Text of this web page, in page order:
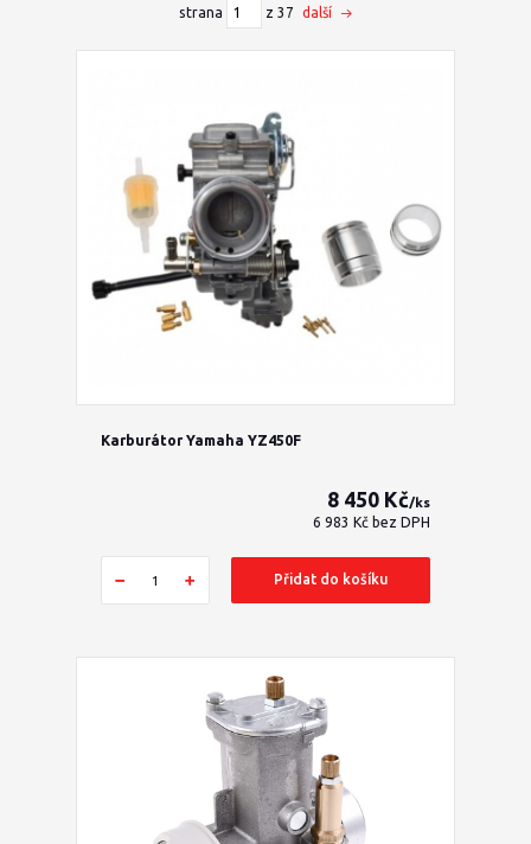
strana z 37 další
Karburátor Yamaha YZ450F
8 450 Kč/ks
6 983 Kč bez DPH
Přidat do košíku